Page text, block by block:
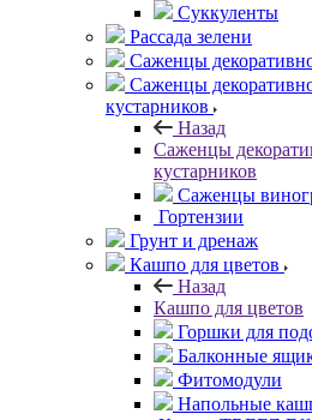
Суккуленты
Рассада зелени
Саженцы
Саженцы
кустарников
Назад
Саженцы
кустарников
Саженцы
Гортензии
Грунт и дренаж
Кашпо для цветов
Назад
Кашпо для цветов
Горшки для
Балконные
Фитомодули
Напольные